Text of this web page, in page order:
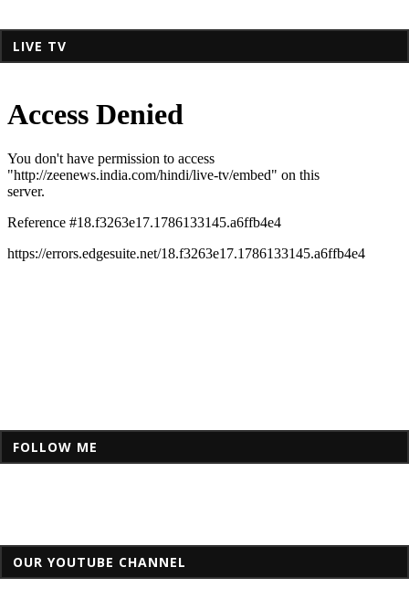
LIVE TV
FOLLOW ME
OUR YOUTUBE CHANNEL